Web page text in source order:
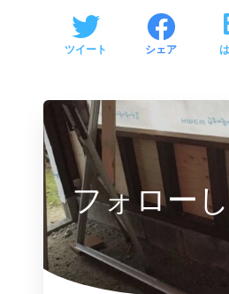
ツイート シェア
フォロー